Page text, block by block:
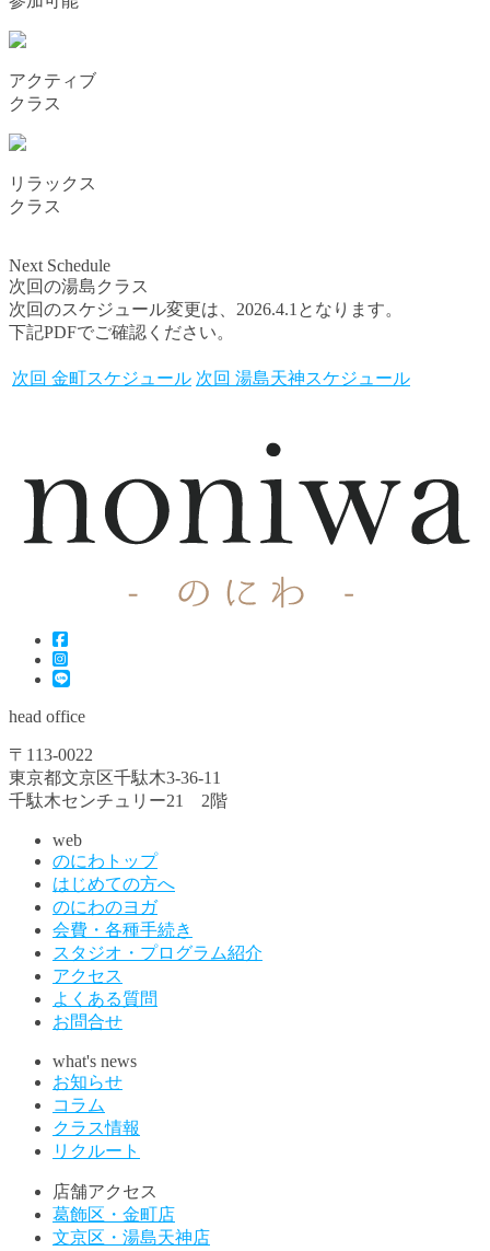
アクティブ
クラス
リラックス
クラス
Next Schedule
次回の湯島クラス
次回のスケジュール変更は、2026.4.1となります。
下記PDFでご確認ください。
次回 金町スケジュール 次回 湯島天神スケジュール
head office
〒113-0022
東京都文京区千駄木3-36-11
千駄木センチュリー21 2階
web
のにわトップ
はじめての方へ
のにわのヨガ
会費・各種手続き
スタジオ・プログラム紹介
アクセス
よくある質問
お問合せ
what's news
お知らせ
コラム
クラス情報
リクルート
店舗アクセス
葛飾区・金町店
文京区・湯島天神店